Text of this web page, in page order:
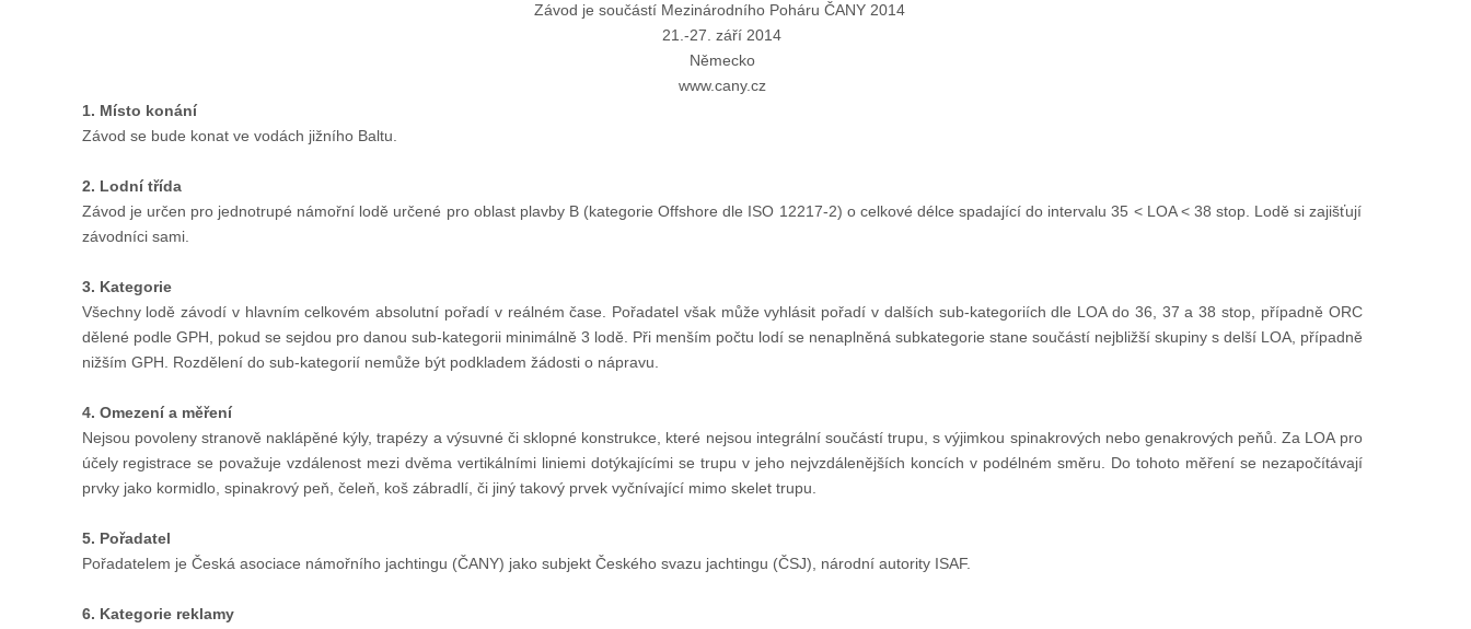
Závod je součástí Mezinárodního Poháru ČANY 2014
21.-27. září 2014
Německo
www.cany.cz
1. Místo konání
Závod se bude konat ve vodách jižního Baltu.
2. Lodní třída
Závod je určen pro jednotrupé námořní lodě určené pro oblast plavby B (kategorie Offshore dle ISO 12217-2) o celkové délce spadající do intervalu 35 < LOA < 38 stop. Lodě si zajišťují
závodníci sami.
3. Kategorie
Všechny lodě závodí v hlavním celkovém absolutní pořadí v reálném čase. Pořadatel však může vyhlásit pořadí v dalších sub-kategoriích dle LOA do 36, 37 a 38 stop, případně ORC
dělené podle GPH, pokud se sejdou pro danou sub-kategorii minimálně 3 lodě. Při menším počtu lodí se nenaplněná subkategorie stane součástí nejbližší skupiny s delší LOA, případně
nižším GPH. Rozdělení do sub-kategorií nemůže být podkladem žádosti o nápravu.
4. Omezení a měření
Nejsou povoleny stranově naklápěné kýly, trapézy a výsuvné či sklopné konstrukce, které nejsou integrální součástí trupu, s výjimkou spinakrových nebo genakrových peňů. Za LOA pro
účely registrace se považuje vzdálenost mezi dvěma vertikálními liniemi dotýkajícími se trupu v jeho nejvzdálenějších koncích v podélném směru. Do tohoto měření se nezapočítávají
prvky jako kormidlo, spinakrový peň, čeleň, koš zábradlí, či jiný takový prvek vyčnívající mimo skelet trupu.
5. Pořadatel
Pořadatelem je Česká asociace námořního jachtingu (ČANY) jako subjekt Českého svazu jachtingu (ČSJ), národní autority ISAF.
6. Kategorie reklamy